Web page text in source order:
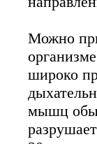
Можно
широко
мышц